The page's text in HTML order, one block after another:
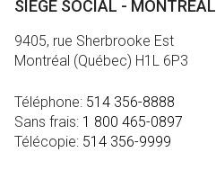
SIÈGE SOCIAL - MONTRÉAL
9405, rue Sherbrooke Est
Montréal (Québec) H1L 6P3
Téléphone: 514 356-8888
Sans frais: 1 800 465-0897
Télécopie: 514 356-9999